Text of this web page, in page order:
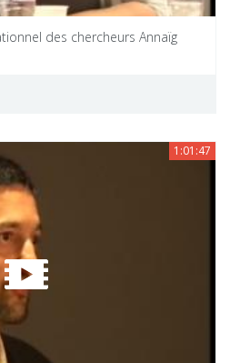
des chercheurs Annaïg
1:01:47